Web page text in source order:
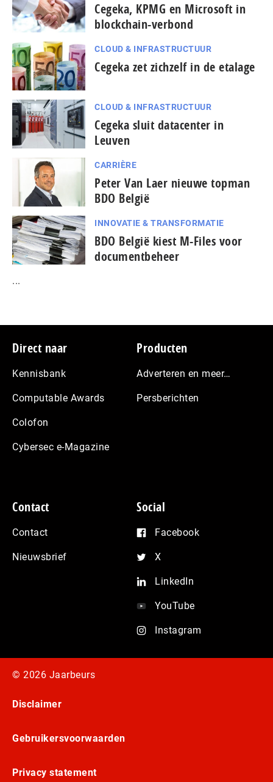
Cegeka, KPMG en Microsoft in
blockchain-verbond
CLOUD & INFRASTRUCTUUR
Cegeka zet zichzelf in de etalage
CLOUD & INFRASTRUCTUUR
Cegeka sluit datacenter in
Leuven
CARRIÈRE
Peter Van Laer nieuwe topman
BDO België
INNOVATIE & TRANSFORMATIE
BDO België kiest M-Files voor
documentbeheer
...
Footer
Direct naar
Kennisbank
Computable Awards
Colofon
Cybersec e-Magazine
Producten
Adverteren en meer…
Persberichten
Contact
Contact
Nieuwsbrief
Social
Facebook
X
LinkedIn
YouTube
Instagram
© 2026 Jaarbeurs
Disclaimer
Gebruikersvoorwaarden
Privacy statement